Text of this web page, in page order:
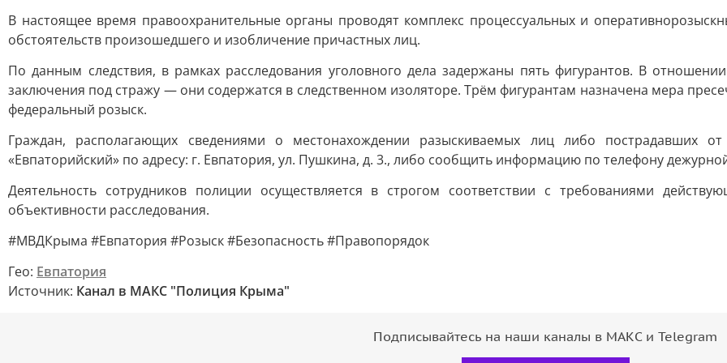
В настоящее время правоохранительные органы проводят комплекс процессуальных и
обстоятельств произошедшего и изобличение причастных лиц.
По данным следствия, в рамках расследования уголовного дела задержаны пять фигурантов. В
заключения под стражу — они содержатся в следственном изоляторе. Трём фигурантам назначена мера
федеральный розыск.
Граждан, располагающих сведениями о местонахождении разыскиваемых лиц либо пострадавших
«Евпаторийский» по адресу: г. Евпатория, ул. Пушкина, д. 3., либо сообщить информацию по телефону
Деятельность сотрудников полиции осуществляется в строгом соответствии с требованиями
объективности расследования.
#МВДКрыма #Евпатория #Розыск #Безопасность #Правопорядок
Гео: Евпатория
Источник: Канал в МАКС "Полиция Крыма"
Подписывайтесь на наши каналы в МАКС и Telegram